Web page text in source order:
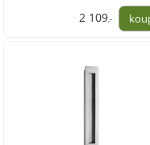
2 109,-